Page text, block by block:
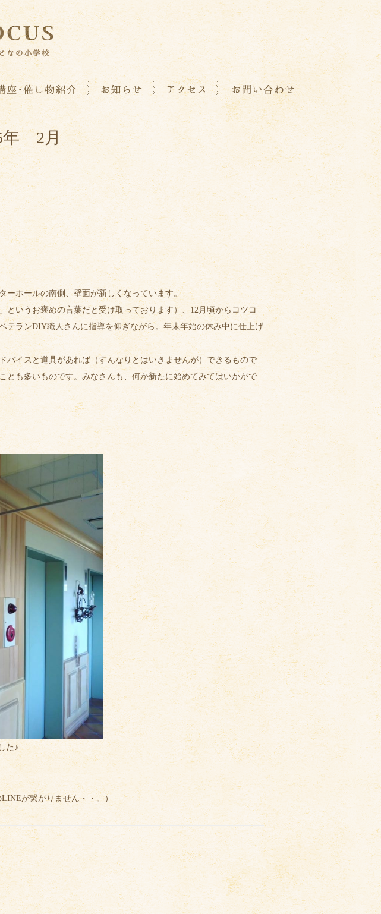
年 2月
ホールの南側、壁面が新しくなっています。
いうお褒めの言葉だと受け取っております）、12月頃からコツコ
テランDIY職人さんに指導を仰ぎながら。年末年始の休み中に仕上げ
イスと道具があれば（すんなりとはいきませんが）できるもので
も多いものです。みなさんも、何か新たに始めてみてはいかがで
た♪
が繋がりません・・。）